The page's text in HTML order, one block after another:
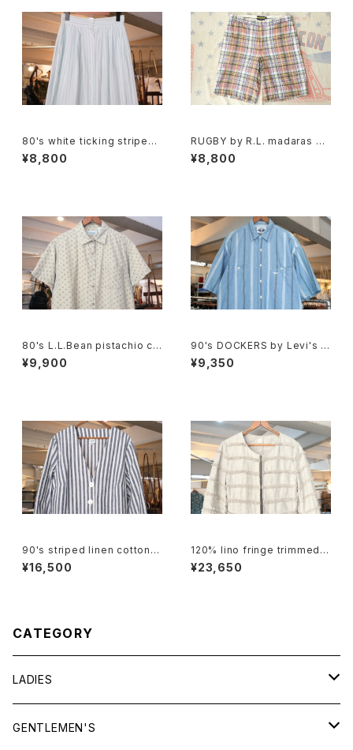
80's white ticking striped
cotton flared Skirt
¥8,800
RUGBY by R.L. madaras pl
aid cotton Shorts
¥8,800
80's L.L.Bean pistachio cal
ico cotton box Shirt
¥9,900
90's DOCKERS by Levi's m
ulti-stripe chambray Shirt
¥9,350
90's striped linen cotton V
-neck Jacket
¥16,500
120% lino fringe trimmed c
ollarless Jacket
¥23,650
CATEGORY
LADIES
TOPS
GENTLEMEN'S